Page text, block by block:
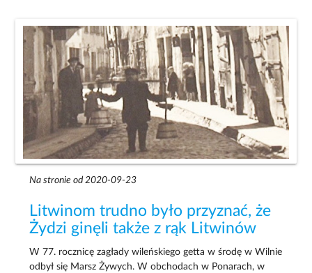
Na stronie od 2020-09-23
Litwinom trudno było przyznać, że
Żydzi ginęli także z rąk Litwinów
W 77. rocznicę zagłady wileńskiego getta w środę w Wilnie
odbył się Marsz Żywych. W obchodach w Ponarach, w